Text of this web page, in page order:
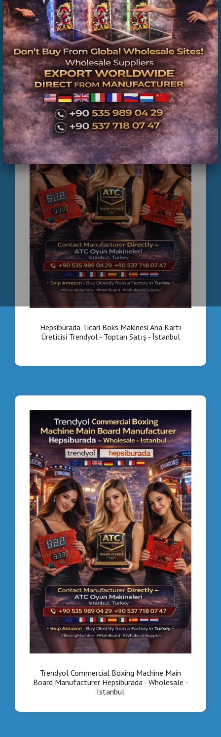
Hepsiburada Ticari Boks Makinesi Ana Kartı
Üreticisi Trendyol - Toptan Satış - İstanbul
Trendyol Commercial Boxing Machine Main
Board Manufacturer Hepsiburada - Wholesale -
Istanbul